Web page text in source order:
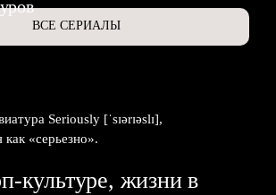
ВСЕ СЕРИАЛЫ
Seriously [ˈsɪərɪəslɪ],
«серьезно».
культуре, жизни в